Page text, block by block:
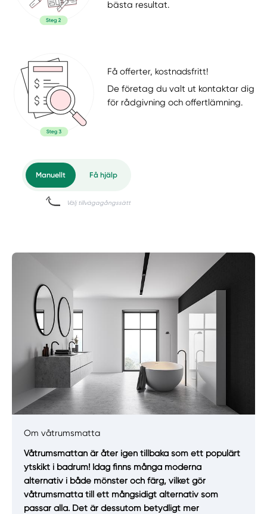
bästa resultat.
Få offerter, kostnadsfritt!
De företag du valt ut kontaktar dig
för rådgivning och offertlämning.
Välj tillvägagångssätt
Om våtrumsmatta
Våtrumsmattan är åter igen tillbaka som ett populärt
ytskikt i badrum! Idag finns många moderna
alternativ i både mönster och färg, vilket gör
våtrumsmatta till ett mångsidigt alternativ som
passar alla. Det är dessutom betydligt mer